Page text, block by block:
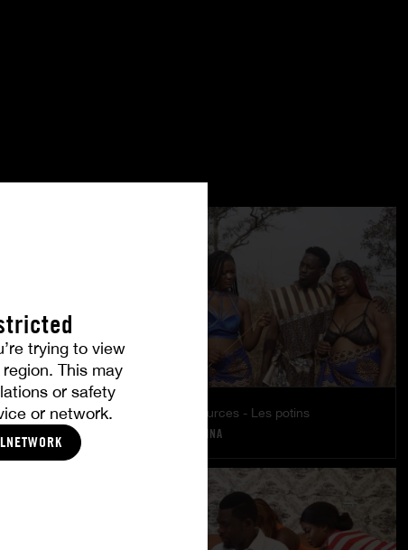
trying to view
This may
or safety
or network.
Retour aux sources - Les potins
TINA